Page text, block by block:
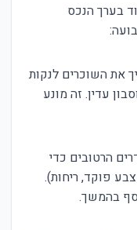
בערך הנכס
את השוכרים לנקות
עדין. זה מונע
הרטובים כדי
פוקד, ריחות).
בהמשך.